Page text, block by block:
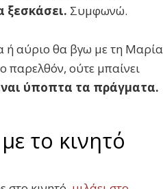
ξεσκάσει. Συμφωνώ.
ή αύριο θα βγω με τη Μαρία
παρελθόν, ούτε μπαίνει
ύποπτα τα πράγματα.
το κινητό